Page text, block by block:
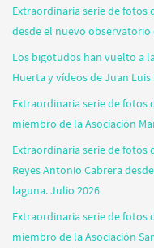
Extraordinaria serie de fotos
desde el nuevo
Los bigotudos han vuelto a
Huerta y vídeos de Juan Luis
Extraordinaria serie de fotos
miembro de la Asociación
Extraordinaria serie de fotos
Reyes Antonio Cabrera
laguna. Julio 2026
Extraordinaria serie de fotos
miembro de la Asociación